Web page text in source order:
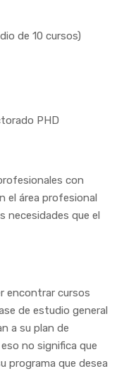
de 10 cursos)
PHD
con
área profesional
necesidades que el
encontrar cursos
de estudio general
a su plan de
no significa que
programa que desea